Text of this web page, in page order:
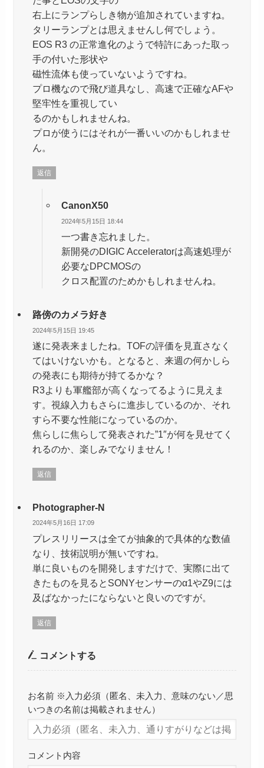
右上にランプらしき物が追加されていますね。
タリーランプとは思えませんし何でしょう。
EOS R3 の正常進化のようで特許にあった取っ
手の付いた形状や
磁性流体も使っていないようですね。
プロ機なので飛び道具なし、高速で正確なAFや
堅牢性を重視してい
るのかもしれませんね。
プロが使うにはそれが一番いいのかもしれませ
ん。
返信
CanonX50
2024年5月15日 18:44
一つ書き忘れました。
新開発のDIGIC Acceleratorは高速処理が
必要なDPCMOSの
クロス配置のためかもしれませんね。
路傍のカメラ好き
2024年5月15日 19:45
遂に発表来ましたね。TOFの評価を見直さなく
てはいけないかも。となると、来週の何かしら
の発表にも期待が持てるかな？
R3よりも軍艦部が高くなってるように見えま
す。視線入力もさらに進歩しているのか、それ
すら不要な性能になっているのか。
焦らしに焦らして発表された”1″が何を見せてく
れるのか、楽しみでなりません！
返信
Photographer-N
2024年5月16日 17:09
プレスリリースは全てが抽象的で具体的な数値
なり、技術説明が無いですね。
単に良いものを開発しますだけで、実際に出て
きたものを見るとSONYセンサーのα1やZ9には
及ばなかったにならないと良いのですが。
返信
コメントする
お名前 ※入力必須（匿名、未入力、意味のない／思
いつきの名前は掲載されません）
コメント内容